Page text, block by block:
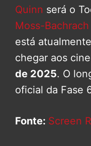
Quinn será o
Moss-Bachrach
está
chegar aos
de 2025. O
oficial da Fase
Fonte: Screen